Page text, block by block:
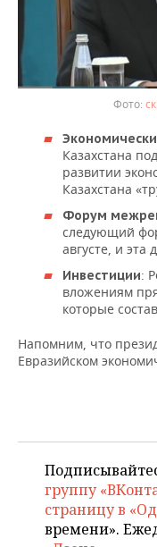
Казахстана
развитии
Казахстана
Форум
следующий
августе, и эта
Инвестиции:
вложениям
которые
Напомним, что
Евразийском
группу
страницу в
времени».